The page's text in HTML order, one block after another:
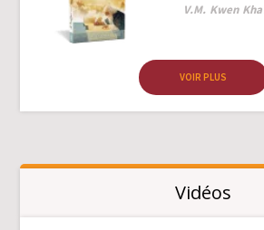
Author
V.M. Kwen
VOIR PLUS
Vidéos